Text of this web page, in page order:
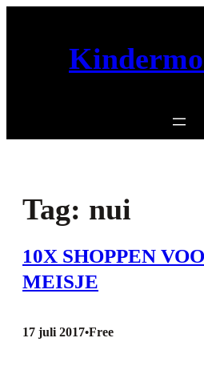
Tag: nui
10X SHOPPEN
MEISJE
17 juli 2017•Free